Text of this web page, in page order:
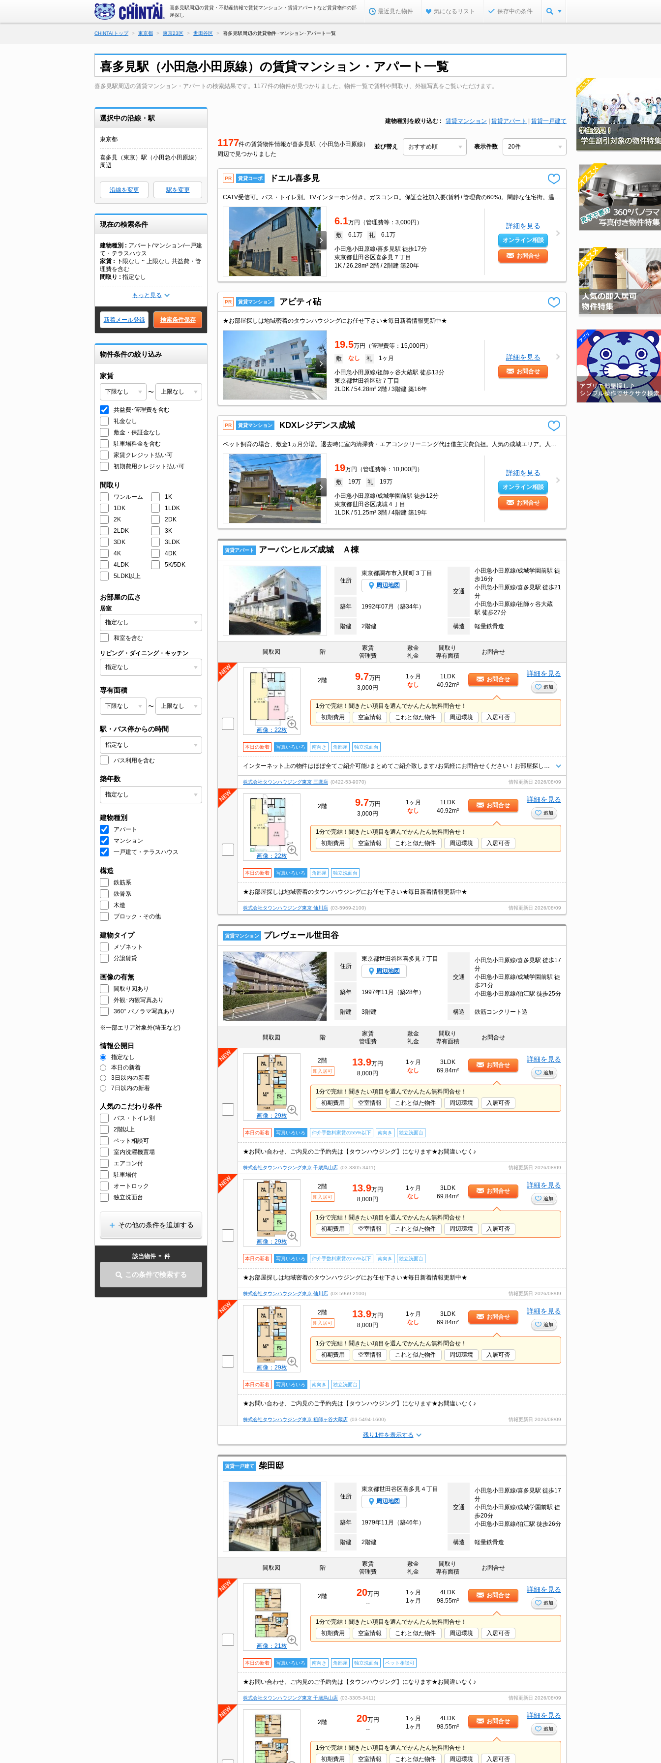
喜多見駅周辺の賃貸・不動産情報で賃貸マンション・賃貸アパートなど賃貸物件の部
屋探し
最近見た物件 気になるリスト 保存中の条件
CHINTAIトップ 東京都 東京23区 世田谷区 喜多見駅周辺の賃貸物件･マンション･アパート一覧
喜多見駅（小田急小田原線）の賃貸マンション・アパート一覧
喜多見駅周辺の賃貸マンション・アパートの検索結果です。1177件の物件が見つかりました。物件一覧で賃料や間取り、外観写真をご覧いただけます。
選択中の沿線・駅
東京都
喜多見（東京）駅（小田急小田原線）
周辺
沿線を変更 駅を変更
現在の検索条件
建物種別
アパート/マンション/一戸建
て・テラスハウス
家賃
下限なし ~ 上限なし 共益費・管
理費を含む
間取り
指定なし
もっと見る
新着メール登録 検索条件保存
物件条件の絞り込み
家賃
〜
共益費･管理費を含む
礼金なし
敷金・保証金なし
駐車場料金を含む
家賃クレジット払い可
初期費用クレジット払い可
間取り
ワンルーム
1K
1DK
1LDK
2K
2DK
2LDK
3K
3DK
3LDK
4K
4DK
4LDK
5K/5DK
5LDK以上
お部屋の広さ
居室
和室を含む
リビング・ダイニング・キッチン
専有面積
〜
駅・バス停からの時間
バス利用を含む
築年数
建物種別
アパート
マンション
一戸建て・テラスハウス
構造
鉄筋系
鉄骨系
木造
ブロック・その他
建物タイプ
メゾネット
分譲賃貸
画像の有無
間取り図あり
外観･内観写真あり
360° パノラマ写真あり
※一部エリア対象外(埼玉など)
情報公開日
指定なし
本日の新着
3日以内の新着
7日以内の新着
人気のこだわり条件
バス・トイレ別
2階以上
ペット相談可
室内洗濯機置場
エアコン付
駐車場付
オートロック
独立洗面台
その他の条件を追加する
該当物件 - 件
この条件で検索する
建物種別を絞り込む 賃貸マンション 賃貸アパート 賃貸一戸建て
1177件の賃貸物件情報が喜多見駅（小田急小田原線）
周辺で見つかりました
並び替え 表示件数
PR 賃貸コーポ ドエル喜多見
6.1万円（管理費等：3,000円）
敷 6.1万 礼 6.1万
小田急小田原線/喜多見駅 徒歩17分
東京都世田谷区喜多見７丁目
1K / 26.28m² 2階 / 2階建 築20年
詳細を見る
オンライン相談
お問合せ
PR 賃貸マンション アビティ砧
★お部屋探しは地域密着のタウンハウジングにお任せ下さい★毎日新着情報更新中★
19.5万円（管理費等：15,000円）
敷 なし 礼 1ヶ月
小田急小田原線/祖師ヶ谷大蔵駅 徒歩13分
東京都世田谷区砧７丁目
2LDK / 54.28m² 2階 / 3階建 築16年
詳細を見る
お問合せ
PR 賃貸マンション KDXレジデンス成城
19万円（管理費等：10,000円）
敷 19万 礼 19万
小田急小田原線/成城学園前駅 徒歩12分
東京都世田谷区成城４丁目
1LDK / 51.25m² 3階 / 4階建 築19年
詳細を見る
オンライン相談
お問合せ
賃貸アパート アーバンヒルズ成城 Ａ棟
住所
東京都調布市入間町３丁目
周辺地図
交通
小田急小田原線/成城学園前駅 徒
歩16分
小田急小田原線/喜多見駅 徒歩21
分
小田急小田原線/祖師ヶ谷大蔵
駅 徒歩27分
築年 1992年07月（築34年）
階建 2階建 構造 軽量鉄骨造
間取図 階
家賃
管理費
敷金
礼金
間取り
専有面積
お問合せ
画像：22枚
2階 9.7万円
3,000円
1ヶ月
なし
1LDK
40.92m²
お問合せ
詳細を見る
追加
1分で完結！聞きたい項目を選んでかんたん無料問合せ！
初期費用
空室情報 これと似た物件 周辺環境 入居可否
本日の新着 写真いろいろ 南向き 角部屋 独立洗面台
株式会社タウンハウジング東京 三鷹店 (0422-53-9070) 情報更新日 2026/08/09
画像：22枚
2階 9.7万円
3,000円
1ヶ月
なし
1LDK
40.92m²
お問合せ
詳細を見る
追加
1分で完結！聞きたい項目を選んでかんたん無料問合せ！
初期費用
空室情報 これと似た物件 周辺環境 入居可否
本日の新着 写真いろいろ 角部屋 独立洗面台
★お部屋探しは地域密着のタウンハウジングにお任せ下さい★毎日新着情報更新中★
株式会社タウンハウジング東京 仙川店 (03-5969-2100) 情報更新日 2026/08/09
賃貸マンション プレヴェール世田谷
住所
東京都世田谷区喜多見７丁目
周辺地図
交通
小田急小田原線/喜多見駅 徒歩17
分
小田急小田原線/成城学園前駅 徒
歩21分
小田急小田原線/狛江駅 徒歩25分
築年 1997年11月（築28年）
階建 3階建 構造 鉄筋コンクリート造
間取図 階
家賃
管理費
敷金
礼金
間取り
専有面積
お問合せ
画像：29枚
2階
即入居可
13.9万円
8,000円
1ヶ月
なし
3LDK
69.84m²
お問合せ
詳細を見る
追加
1分で完結！聞きたい項目を選んでかんたん無料問合せ！
初期費用
空室情報 これと似た物件 周辺環境 入居可否
本日の新着 写真いろいろ 仲介手数料家賃の55%以下 南向き 独立洗面台
★お問い合わせ、ご内見のご予約先は【タウンハウジング】になります★お間違いなく♪
株式会社タウンハウジング東京 千歳烏山店 (03-3305-3411) 情報更新日 2026/08/09
画像：29枚
2階
即入居可
13.9万円
8,000円
1ヶ月
なし
3LDK
69.84m²
お問合せ
詳細を見る
追加
1分で完結！聞きたい項目を選んでかんたん無料問合せ！
初期費用
空室情報 これと似た物件 周辺環境 入居可否
本日の新着 写真いろいろ 仲介手数料家賃の55%以下 南向き 独立洗面台
★お部屋探しは地域密着のタウンハウジングにお任せ下さい★毎日新着情報更新中★
株式会社タウンハウジング東京 仙川店 (03-5969-2100) 情報更新日 2026/08/09
画像：29枚
2階
即入居可
13.9万円
8,000円
1ヶ月
なし
3LDK
69.84m²
お問合せ
詳細を見る
追加
1分で完結！聞きたい項目を選んでかんたん無料問合せ！
初期費用
空室情報 これと似た物件 周辺環境 入居可否
本日の新着 写真いろいろ 南向き 独立洗面台
★お問い合わせ、ご内見のご予約先は【タウンハウジング】になります★お間違いなく♪
株式会社タウンハウジング東京 祖師ヶ谷大蔵店 (03-5494-1600) 情報更新日 2026/08/09
残り1件を表示する
賃貸一戸建て 柴田邸
住所
東京都世田谷区喜多見４丁目
周辺地図
交通
小田急小田原線/喜多見駅 徒歩17
分
小田急小田原線/成城学園前駅 徒
歩20分
小田急小田原線/狛江駅 徒歩26分
築年 1979年11月（築46年）
階建 2階建 構造 軽量鉄骨造
間取図 階
家賃
管理費
敷金
礼金
間取り
専有面積
お問合せ
画像：21枚
2階 20万円
--
1ヶ月
1ヶ月
4LDK
98.55m²
お問合せ
詳細を見る
追加
1分で完結！聞きたい項目を選んでかんたん無料問合せ！
初期費用
空室情報 これと似た物件 周辺環境 入居可否
本日の新着 写真いろいろ 南向き 角部屋 独立洗面台 ペット相談可
★お問い合わせ、ご内見のご予約先は【タウンハウジング】になります★お間違いなく♪
株式会社タウンハウジング東京 千歳烏山店 (03-3305-3411) 情報更新日 2026/08/09
2階 20万円
--
1ヶ月
1ヶ月
4LDK
98.55m²
お問合せ
詳細を見る
追加
1分で完結！聞きたい項目を選んでかんたん無料問合せ！
初期費用
空室情報 これと似た物件 周辺環境 入居可否